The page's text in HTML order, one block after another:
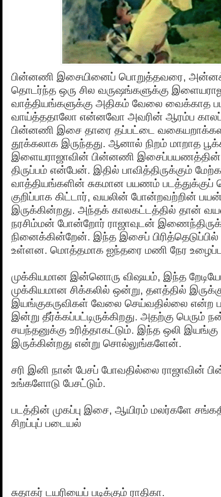
பின்னணி இசையினைப் பொறுத்தவரை,
தொடர்ந்த ஒரு சில வருஷங்களுக்கு
வாத்தியங்களுக்கு அதிகம் வேலை வைக்காத
வாய்த்ததாலோ என்னவோ அவரின் ஆரம்ப
பின்னணி இசை தாரை தப்பட்டை
தூக்கலாக இருந்தது. ஆனால் நிறம் மாறாத
இளையராஜாவின் பின்னணி இசைப்பயணத்தின்
திருப்பம் என்பேன். இதில் பாவித்திருக்கும்
வாத்தியங்களின் சுகமான பயணம் படத்துக்குப்
குறிப்பாக கிட்டார், வயலின் போன்றவற்றின்
இருக்கின்றது. அந்தக் காலகட்டத்தில் தான்
நரசிம்மன் போன்றோர் ராஜாவுடன்
நினைக்கின்றேன். இந்த இசைப்
உள்ளன. மொத்தமாக ஐந்தரை மணி நேர
முக்கியமான இன்னொரு விஷயம், இந்த
முக்கியமான சிக்கலில் ஒன்று, தளத்தில்
இயங்குகருவிகள் வேலை செய்வதில்லை என்ற
இன்று தீர்க்கப்பட்டிருக்கிறது. அதற்கு பெரும்
சயந்தனுக்கு உரித்தாகட்டும். இந்த ஒலி இயங்கு
இருக்கின்றது என்று சொல்லுங்களேன்.
சரி இனி நான் பேசப் போவதில்லை ராஜாவின்
உங்களோடு பேசட்டும்.
படத்தின் முகப்பு இசை, ஆயிரம் மலர்களே
சிறப்புப் படையல்
சுதாகர் டயரியைப் படிக்கும் ராதிகா.